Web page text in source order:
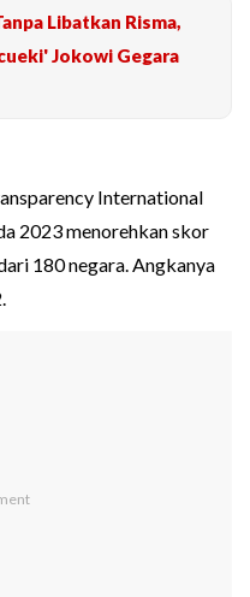
Libatkan Risma,
Jokowi Gegara
International
2023 menorehkan skor
180 negara. Angkanya